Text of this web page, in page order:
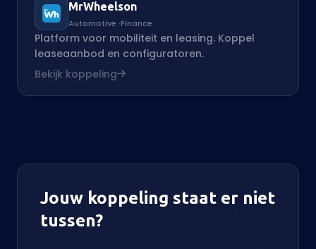
MrWheelson
Automotive ·Finance
Platform voor mobiliteit en leasing. Koppel
leaseaanbod en configuratoren.
Bekijk koppeling
Jouw koppeling staat er niet
tussen?